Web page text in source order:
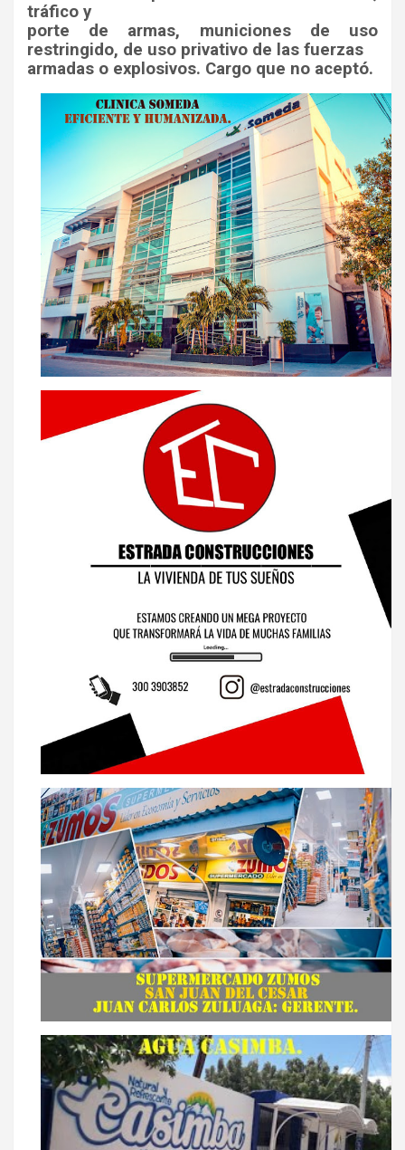
tráfico y
porte de armas, municiones de uso
restringido, de uso privativo de las fuerzas
armadas o explosivos. Cargo que no aceptó.